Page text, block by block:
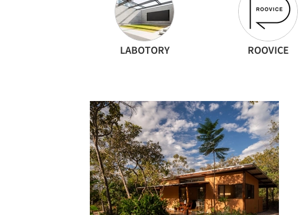
LABOTORY ROOVICE